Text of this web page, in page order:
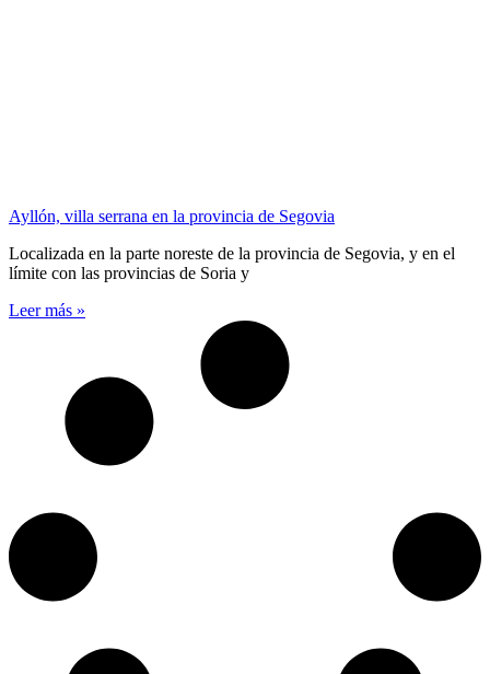
Ayllón, villa serrana en la provincia de Segovia
Localizada en la parte noreste de la provincia de Segovia, y en el
límite con las provincias de Soria y
Leer más »